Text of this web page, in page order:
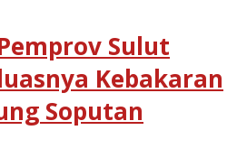
Sulut
Kebakaran
Soputan